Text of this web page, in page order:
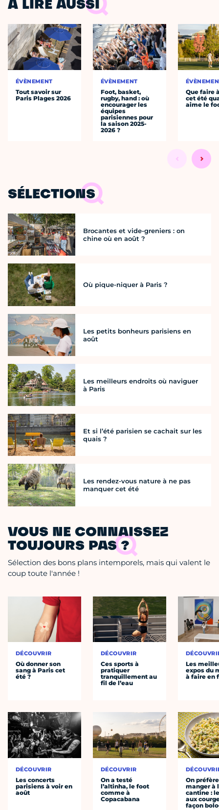
À LIRE AUSSI
ÉVÈNEMENT
Tout savoir sur
Paris Plages 2026
ÉVÈNEMENT
Foot, basket,
rugby, hand : où
encourager les
équipes
parisiennes pour
la saison 2025-
2026 ?
Que faire
cet été
aime le
SÉLECTIONS
Brocantes et vide-greniers : on
chine où en août ?
Où pique-niquer à Paris ?
Les petits bonheurs parisiens en
août
Les meilleurs endroits où naviguer
à Paris
Et si l’été parisien se cachait sur les
quais ?
Les rendez-vous nature à ne pas
manquer cet été
VOUS NE CONNAISSEZ
TOUJOURS PAS ?
Sélection des bons plans intemporels, mais qui valent le
coup toute l'année !
DÉCOUVRIR
Où donner son
sang à Paris cet
été ?
DÉCOUVRIR
Les concerts
parisiens à voir en
août
DÉCOUVRIR
Ces sports à
pratiquer
tranquillement au
fil de l’eau
DÉCOUVRIR
On a testé
l’altinha, le foot
comme à
Copacabana
Les
expos du
à faire en
On préfère
manger à
cantine :
aux
façon